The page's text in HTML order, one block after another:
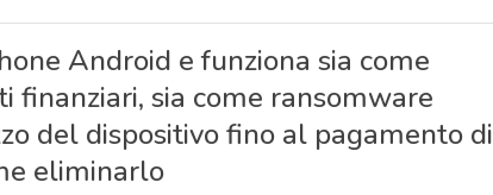
Android e funziona sia come
sia come ransomware
del dispositivo fino al pagamento di
eliminarlo